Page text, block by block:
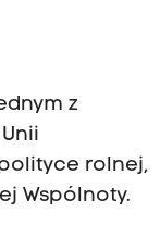
z
rolnej,
Wspólnoty.